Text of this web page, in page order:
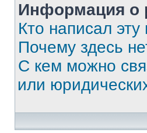
Информация о
Кто написал
Почему здесь
С кем можно
или